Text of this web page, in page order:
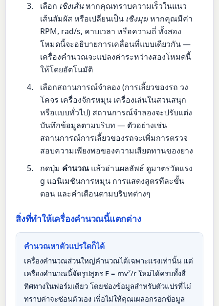
เลือก เชิงเส้นหากคุณทราบความเร็วในแนว
เส้นสัมผัส หรือเปลี่ยนเป็น เชิงมุมหากคุณมีค่า
RPM, rad/s, คาบเวลา หรือความถี่ ทั้งสอง
โหมดนี้จะอธิบายการเคลื่อนที่แบบเดียวกัน —
เครื่องคำนวณจะแปลงค่าระหว่างสองโหมดนี้
ให้โดยอัตโนมัติ
เลือกสถานการณ์จำลอง (การเลี้ยวของรถ วง
โคจร เครื่องจักรหมุน เครื่องเล่นในสวนสนุก
หรือแบบทั่วไป) สถานการณ์จำลองจะปรับแต่ง
บันทึกข้อมูลตามบริบท — ตัวอย่างเช่น
สถานการณ์การเลี้ยวของรถจะเพิ่มการตรวจ
สอบความเพียงพอของความเสียดทานของยาง
กดปุ่ม คำนวณ แล้วอ่านผลลัพธ์ ดูมาตรวัดแรง
g แอนิเมชันการหมุน การแสดงสูตรทีละขั้น
ตอน และคำเตือนตามบริบทต่างๆ
สิ่งที่ทำให้เครื่องคำนวณนี้แตกต่าง
คำนวณหาตัวแปรใดก็ได้
เครื่องคำนวณส่วนใหญ่คำนวณได้เฉพาะแรงเท่านั้น แต่
เครื่องคำนวณนี้จัดรูปสูตร F = mv²/r ใหม่ได้ครบทั้งสี่
ทิศทางในฟอร์มเดียว โดยช่องข้อมูลสำหรับตัวแปรที่ไม่
ทราบค่าจะซ่อนตัวเอง เพื่อไม่ให้คุณเผลอกรอกข้อมูล